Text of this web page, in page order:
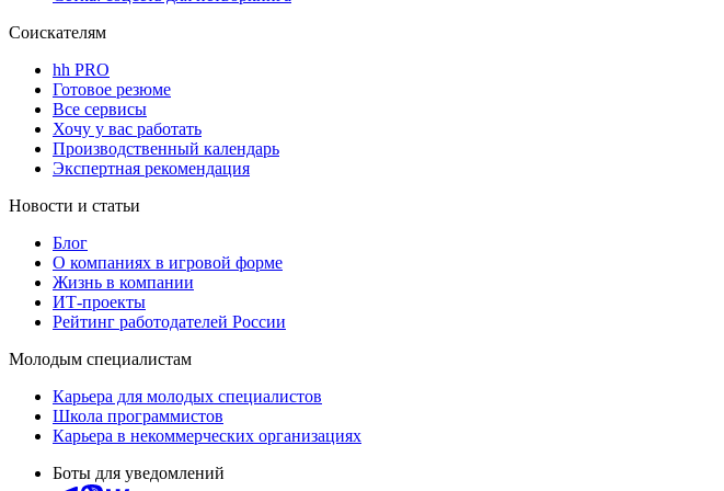
Соискателям
hh PRO
Готовое резюме
Все сервисы
Хочу у вас работать
Производственный календарь
Экспертная рекомендация
Новости и статьи
Блог
О компаниях в игровой форме
Жизнь в компании
ИТ-проекты
Рейтинг работодателей России
Молодым специалистам
Карьера для молодых специалистов
Школа программистов
Карьера в некоммерческих организациях
Боты для уведомлений